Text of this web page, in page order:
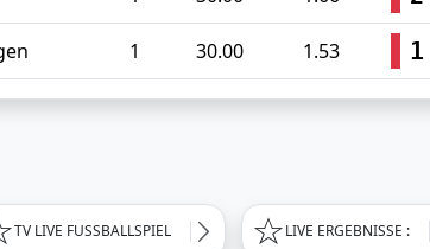
1 30.00 1.53
TV LIVE FUSSBALLSPIEL LIVE ERGEBNISSE :